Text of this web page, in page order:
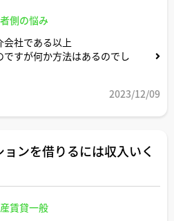
側の悩み
社である以上
すが何か方法はあるのでし
2023/12/09
ンを借りるには収入いく
賃貸一般